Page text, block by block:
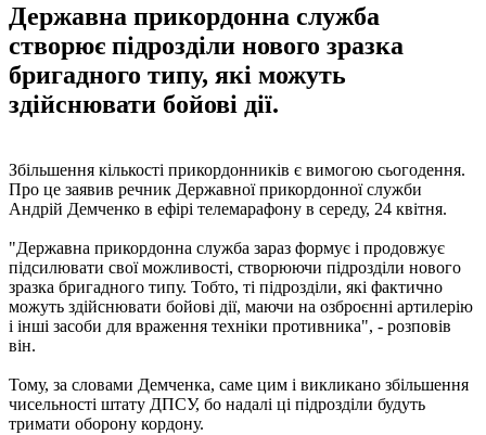
Державна прикордонна служба
створює підрозділи нового зразка
бригадного типу, які можуть
здійснювати бойові дії.
Збільшення кількості прикордонників є вимогою сьогодення.
Про це заявив речник Державної прикордонної служби
Андрій Демченко в ефірі телемарафону в середу, 24 квітня.
"Державна прикордонна служба зараз формує і продовжує
підсилювати свої можливості, створюючи підрозділи нового
зразка бригадного типу. Тобто, ті підрозділи, які фактично
можуть здійснювати бойові дії, маючи на озброєнні артилерію
і інші засоби для враження техніки противника", - розповів
він.
Тому, за словами Демченка, саме цим і викликано збільшення
чисельності штату ДПСУ, бо надалі ці підрозділи будуть
тримати оборону кордону.